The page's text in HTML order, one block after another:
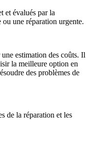
et évalués par la
une réparation urgente.
estimation des coûts. Il
la meilleure option en
des problèmes de
de la réparation et les